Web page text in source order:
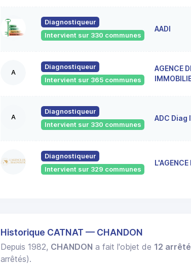
Diagnostiqueur
Intervient sur 330 communes
AADI
A
Diagnostiqueur
Intervient sur 365 communes
AGENCE
A
Diagnostiqueur
Intervient sur 330 communes
ADC Diag
Diagnostiqueur
Intervient sur 329 communes
Historique CATNAT — CHANDON
Depuis 1982, CHANDON a fait l'objet de 12
arrêtés).